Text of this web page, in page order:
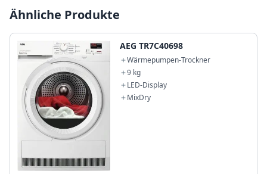
Ähnliche Produkte
AEG TR7C40698
Wärmepumpen-Trockner
9 kg
LED-Display
MixDry